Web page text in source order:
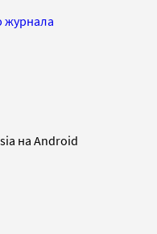
журнала
на Android